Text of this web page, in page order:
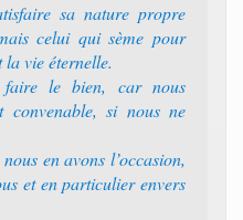
sa nature propre
celui qui sème pour
vie éternelle.
le bien, car nous
convenable, si nous ne
en avons l’occasion,
et en particulier envers